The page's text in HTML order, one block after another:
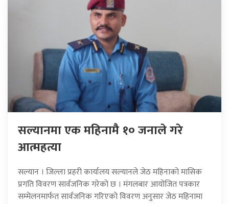
सल्यानमा एक महिनामै १० जनाले गरे
आत्महत्या
सल्यान । जिल्ला प्रहरी कार्यालय सल्यानले जेठ महिनाको मासिक
प्रगति विवरण सार्वजनिक गरेको छ । मंगलबार आयोजित पत्रकार
सम्मेलनमार्फत सार्वजनिक गरिएको विवरण अनुसार जेठ महिनामा